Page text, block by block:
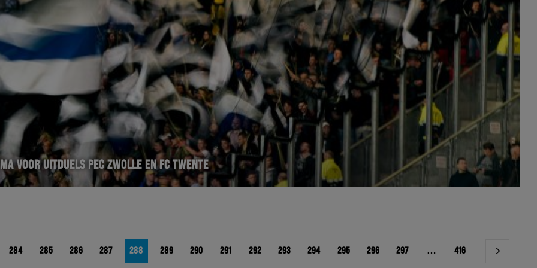
VOOR UITDUELS PEC ZWOLLE EN FC TWENTE
284 285 286 287 288 289 290 291 292 293 294 295 296 297 … 416